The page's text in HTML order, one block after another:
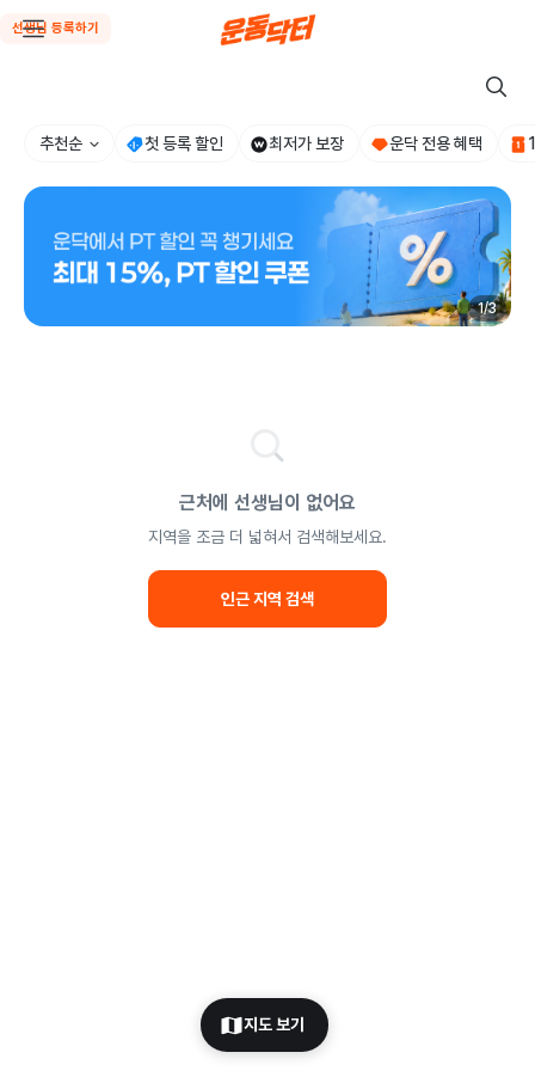
선생님 등록하기
추천순 첫 등록 할인 최저가 보장 운닥 전용 혜택
지도 보기
1/3
근처에 선생님이 없어요
지역을 조금 더 넓혀서 검색해보세요.
인근 지역 검색